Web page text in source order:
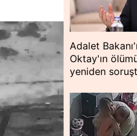
Adalet
Oktay'ın
yeniden